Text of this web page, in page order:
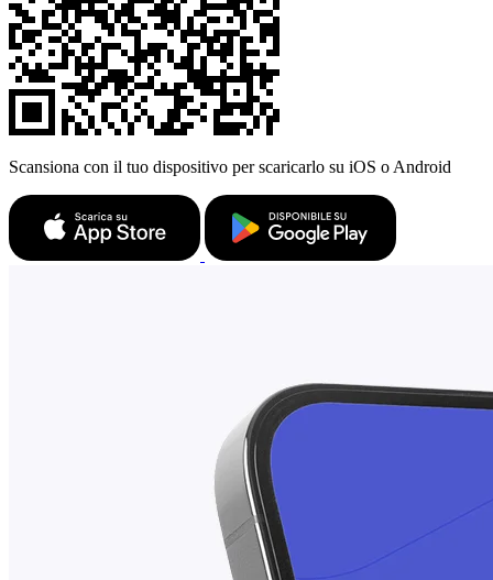
Scansiona con il tuo dispositivo per scaricarlo su iOS o Android